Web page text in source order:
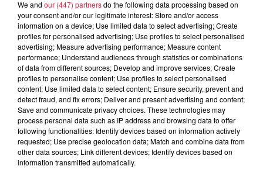
À découvrir également
We and our (447) partnersdo the following data processing based on
your consent and/or our legitimate interest: Store and/or access
information on a device; Use limited data to select advertising; Create
profiles for personalised advertising; Use profiles to select personalised
advertising; Measure advertising performance; Measure content
performance; Understand audiences through statistics or combinations
of data from different sources; Develop and improve services; Create
profiles to personalise content; Use profiles to select personalised
content; Use limited data to select content; Ensure security, prevent and
detect fraud, and fix errors; Deliver and present advertising and content;
Save and communicate privacy choices. These technologies may
process personal data such as IP address and browsing data to offer
following functionalities: Identify devices based on information actively
requested; Use precise geolocation data; Match and combine data from
other data sources; Link different devices; Identify devices based on
information transmitted automatically.